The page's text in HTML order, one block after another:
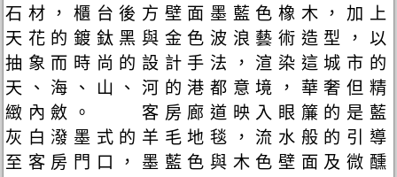
石材，櫃台後方壁面墨藍色橡木，加上
天花的鍍鈦黑與金色波浪藝術造型，以
抽象而時尚的設計手法，渲染這城市的
天、海、山、河的港都意境，華奢但精
緻內斂。 客房廊道映入眼簾的是藍
灰白潑墨式的羊毛地毯，流水般的引導
至客房門口，墨藍色與木色壁面及微醺